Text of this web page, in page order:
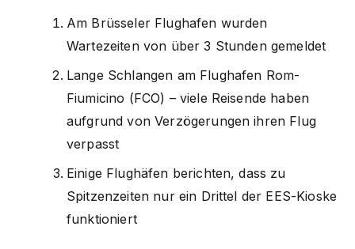
Am Brüsseler Flughafen wurden
Wartezeiten von über 3 Stunden gemeldet
Lange Schlangen am Flughafen Rom-
Fiumicino (FCO) – viele Reisende haben
aufgrund von Verzögerungen ihren Flug
verpasst
Einige Flughäfen berichten, dass zu
Spitzenzeiten nur ein Drittel der EES-Kioske
funktioniert